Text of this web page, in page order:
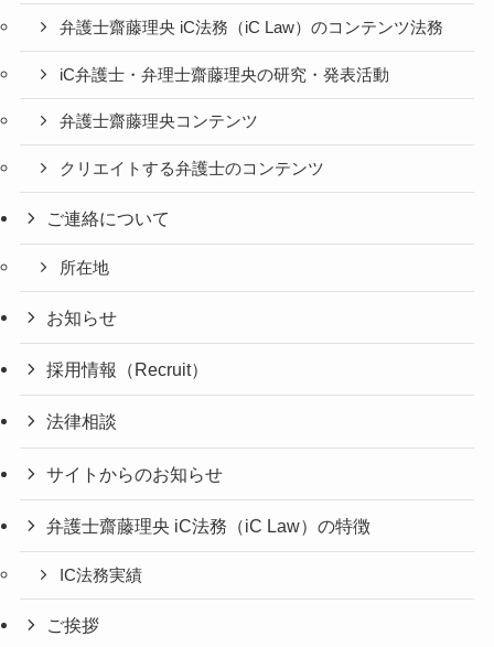
弁護士齋藤理央 iC法務（iC Law）のコンテンツ法務
iC弁護士・弁理士齋藤理央の研究・発表活動
弁護士齋藤理央コンテンツ
クリエイトする弁護士のコンテンツ
ご連絡について
所在地
お知らせ
採用情報（Recruit）
法律相談
サイトからのお知らせ
弁護士齋藤理央 iC法務（iC Law）の特徴
IC法務実績
ご挨拶